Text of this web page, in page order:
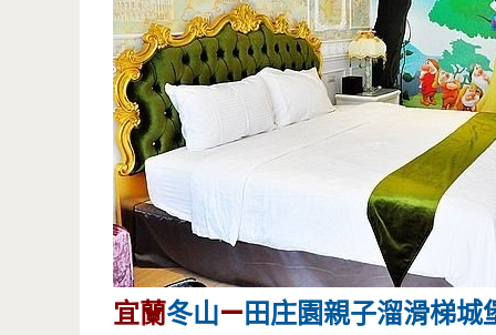
宜蘭冬山—田庄園親子溜滑梯城